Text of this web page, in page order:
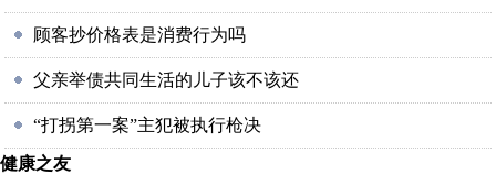
顾客抄价格表是消费行为吗
父亲举债共同生活的儿子该不该还
“打拐第一案”主犯被执行枪决
健康之友